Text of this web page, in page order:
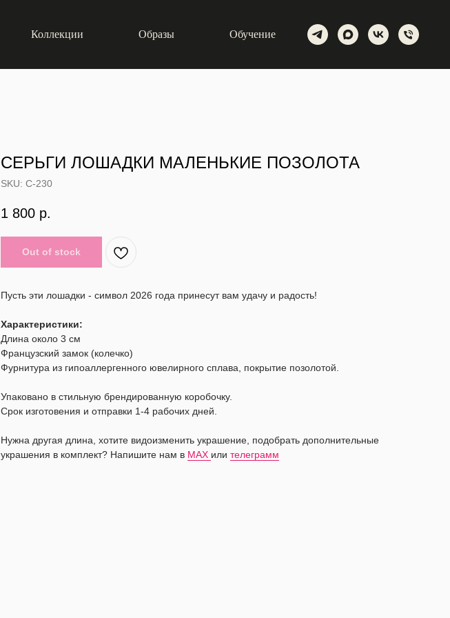
Коллекции Образы Обучение
СЕРЬГИ ЛОШАДКИ МАЛЕНЬКИЕ ПОЗОЛОТА
SKU: С-230
1 800 р.
Out of stock
Пусть эти лошадки - символ 2026 года принесут вам удачу и радость!
Характеристики:
Длина около 3 см
Французский замок (колечко)
Фурнитура из гипоаллергенного ювелирного сплава, покрытие позолотой.
Упаковано в стильную брендированную коробочку.
Срок изготовения и отправки 1-4 рабочих дней.
Нужна другая длина, хотите видоизменить украшение, подобрать дополнительные
украшения в комплект? Напишите нам в MAX или телеграмм